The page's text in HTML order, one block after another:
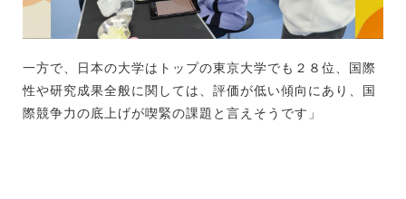
一方で、日本の大学はトップの東京大学でも２８位、国際
性や研究成果全般に関しては、評価が低い傾向にあり、国
際競争力の底上げが喫緊の課題と言えそうです」